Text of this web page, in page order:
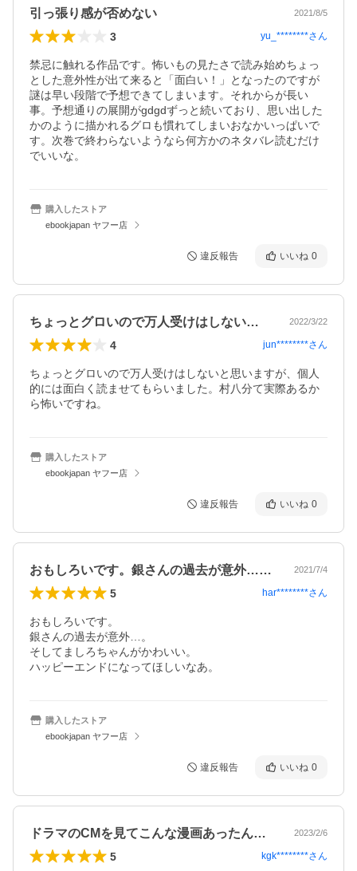
引っ張り感が否めない 2021/8/5
3 yu_********さん
禁忌に触れる作品です。怖いもの見たさで読み始めちょっ
とした意外性が出て来ると「面白い！」となったのですが
謎は早い段階で予想できてしまいます。それからが長い
事。予想通りの展開がgdgdずっと続いており、思い出した
かのように描かれるグロも慣れてしまいおなかいっぱいで
す。次巻で終わらないようなら何方かのネタバレ読むだけ
でいいな。
購入したストア
ebookjapan ヤフー店
違反報告 いいね 0
ちょっとグロいので万人受けはしないと思… 2022/3/22
4 jun********さん
ちょっとグロいので万人受けはしないと思いますが、個人
的には面白く読ませてもらいました。村八分て実際あるか
ら怖いですね。
購入したストア
ebookjapan ヤフー店
違反報告 いいね 0
おもしろいです。銀さんの過去が意外…。… 2021/7/4
5 har********さん
おもしろいです。
銀さんの過去が意外…。
そしてましろちゃんがかわいい。
ハッピーエンドになってほしいなあ。
購入したストア
ebookjapan ヤフー店
違反報告 いいね 0
ドラマのCMを見てこんな漫画あったんだ… 2023/2/6
5 kgk********さん